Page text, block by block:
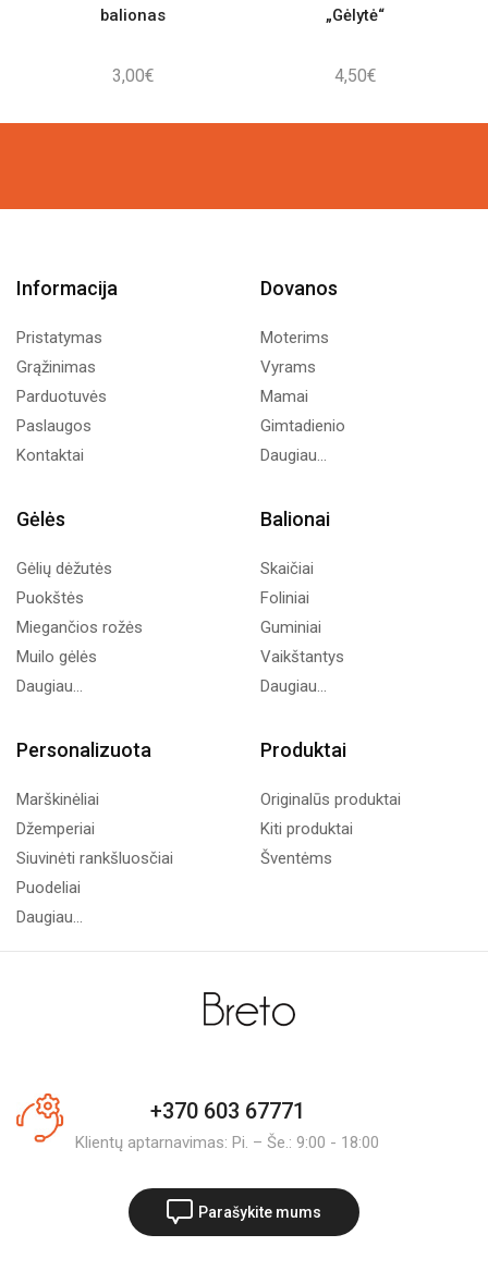
balionas
3,00€
„Gėlytė“
4,50€
Informacija
Pristatymas
Grąžinimas
Parduotuvės
Paslaugos
Kontaktai
Dovanos
Moterims
Vyrams
Mamai
Gimtadienio
Daugiau...
Gėlės
Gėlių dėžutės
Puokštės
Miegančios rožės
Muilo gėlės
Daugiau...
Balionai
Skaičiai
Foliniai
Guminiai
Vaikštantys
Daugiau...
Personalizuota
Marškinėliai
Džemperiai
Siuvinėti rankšluosčiai
Puodeliai
Daugiau...
Produktai
Originalūs produktai
Kiti produktai
Šventėms
+370 603 67771
Klientų aptarnavimas: Pi. – Še.: 9:00 - 18:00
Parašykite mums